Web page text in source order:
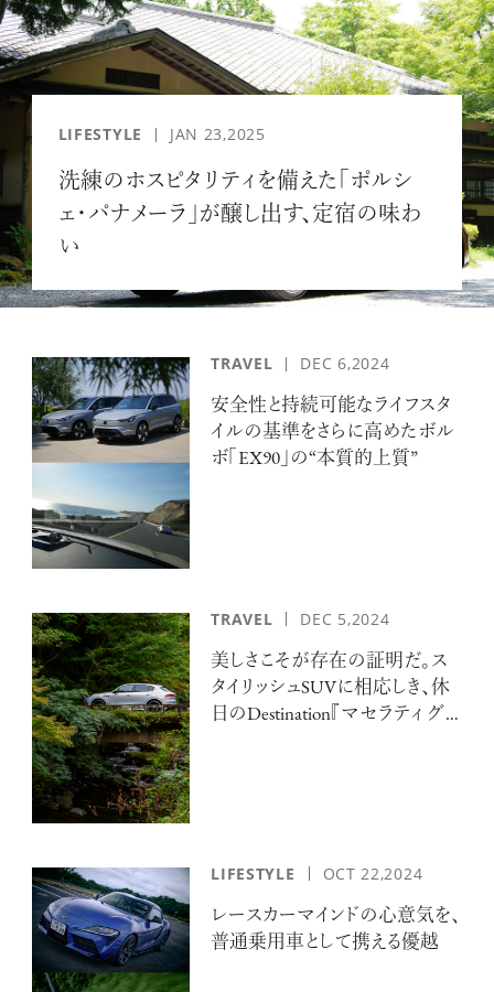
一緒に『AdvancedTime』を楽しみましょう！
ログイン
LIFESTYLE JAN 23,2025
洗練のホスピタリティを備えた「ポルシ
ェ・パナメーラ」が醸し出す、定宿の味わ
い
TRAVEL DEC 6,2024
安全性と持続可能なライフスタ
イルの基準をさらに高めたボル
ボ「EX90」の“本質的上質”
TRAVEL DEC 5,2024
美しさこそが存在の証明だ。ス
タイリッシュSUVに相応しき、休
日のDestination『マセラティ グ
LIFESTYLE OCT 22,2024
レースカーマインドの心意気を、
普通乗用車として携える優越